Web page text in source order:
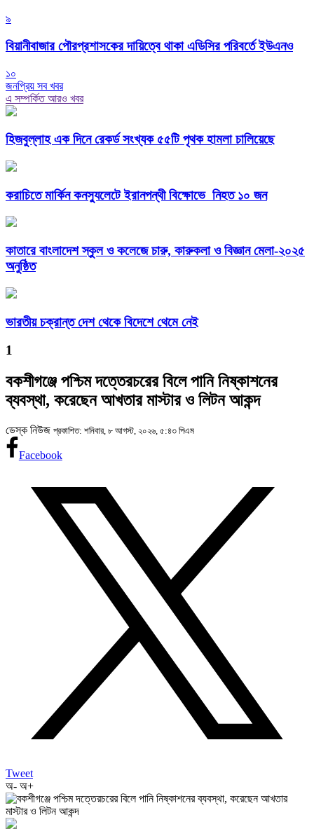
৯
বিয়ানীবাজার পৌরপ্রশাসকের দায়িত্বে থাকা এডিসির পরিবর্তে ইউএনও
১০
জনপ্রিয় সব খবর
এ সম্পর্কিত আরও খবর
হিজবুল্লাহ এক দিনে রেকর্ড সংখ্যক ৫৫টি পৃথক হামলা চালিয়েছে
করাচিতে মার্কিন কনস্যুলেটে ইরানপন্থী বিক্ষোভে নিহত ১০ জন
কাতারে বাংলাদেশ স্কুল ও কলেজে চারু, কারুকলা ও বিজ্ঞান মেলা-২০২৫
অনুষ্ঠিত
ভারতীয় চক্রান্ত দেশ থেকে বিদেশে থেমে নেই
1
বকশীগঞ্জে পশ্চিম দত্তেরচরের বিলে পানি নিষ্কাশনের
ব্যবস্থা, করেছেন আখতার মাস্টার ও লিটন আকন্দ
ডেস্ক নিউজ প্রকাশিত: শনিবার, ৮ আগস্ট, ২০২৬, ৫:৪৩ পিএম
Facebook
Tweet
অ- অ+